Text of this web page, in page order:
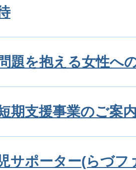
題を抱える女性へ
期支援事業のご案
サポーター(らづフ